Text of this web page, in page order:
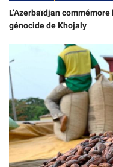
L’Azerbaïdjan
génocide de Khojaly